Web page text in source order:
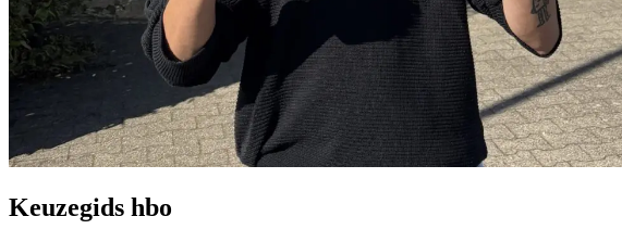
Keuzegids hbo